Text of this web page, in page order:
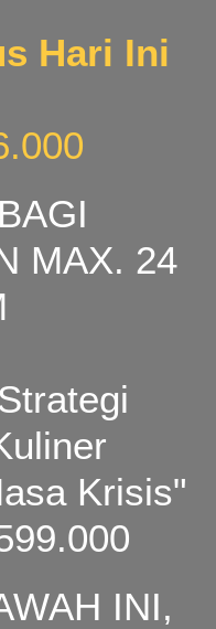
Hari Ini
MAX. 24
Krisis"
INI,